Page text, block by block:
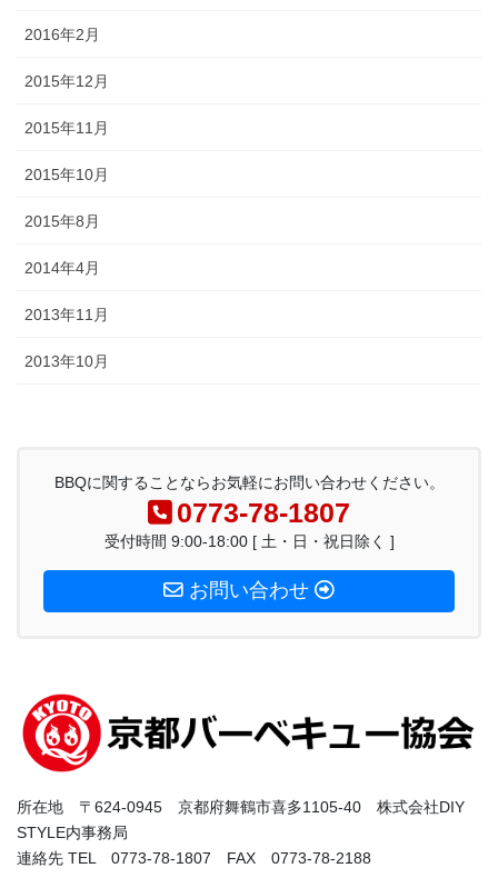
2016年2月
2015年12月
2015年11月
2015年10月
2015年8月
2014年4月
2013年11月
2013年10月
BBQに関することならお気軽にお問い合わせください。
0773-78-1807
受付時間 9:00-18:00 [ 土・日・祝日除く ]
お問い合わせ
所在地 〒624-0945 京都府舞鶴市喜多1105-40 株式会社DIY
STYLE内事務局
連絡先 TEL 0773-78-1807 FAX 0773-78-2188